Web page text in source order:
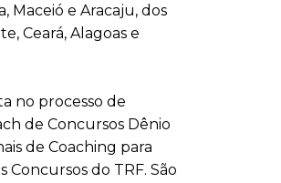
Maceió e Aracaju, dos
Ceará, Alagoas e
no processo de
de Concursos Dênio
de Coaching para
Concursos do TRF. São